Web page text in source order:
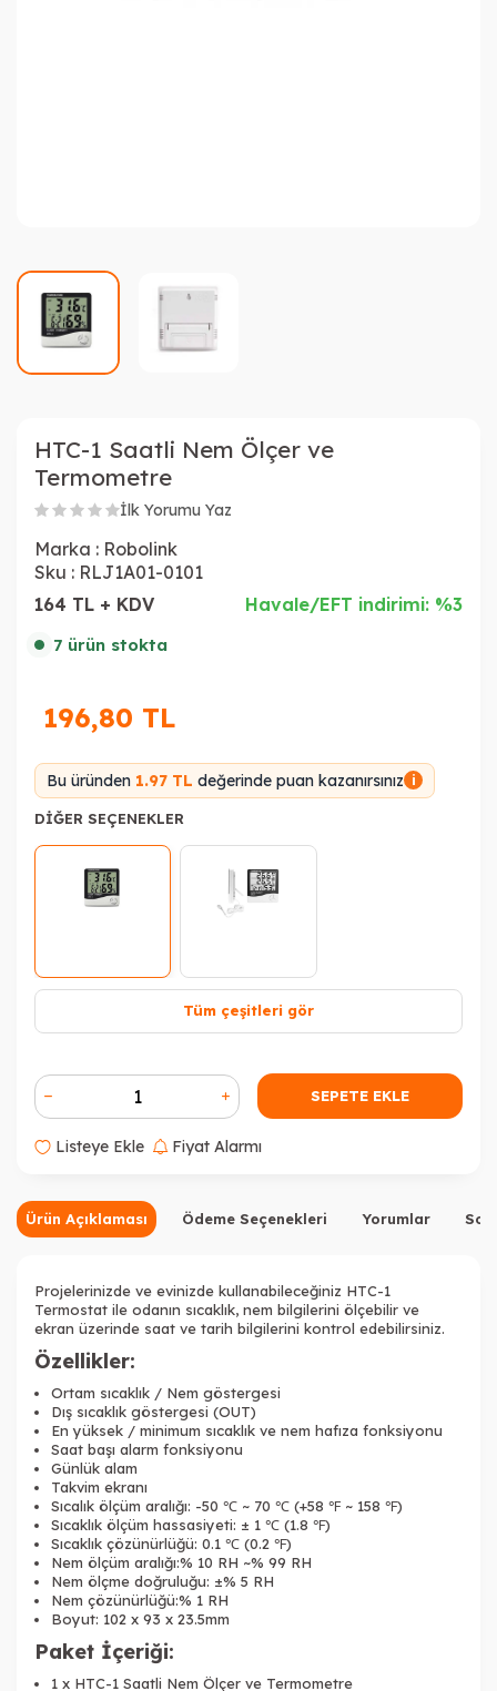
HTC-1 Saatli Nem Ölçer ve
Termometre
İlk Yorumu Yaz
Marka : Robolink
Sku : RLJ1A01-0101
164 TL + KDV
Havale/EFT indirimi: %3
7 ürün stokta
196,80 TL
Bu üründen 1.97 TL değerinde puan kazanırsınız i
DIĞER SEÇENEKLER
Tüm çeşitleri gör
SEPETE EKLE
Listeye Ekle Fiyat Alarmı
Ürün Açıklaması Ödeme Seçenekleri Yorumlar
Projelerinizde ve evinizde kullanabileceğiniz HTC-1
Termostat ile odanın sıcaklık, nem bilgilerini ölçebilir ve
ekran üzerinde saat ve tarih bilgilerini kontrol edebilirsiniz.
Özellikler:
Ortam sıcaklık / Nem göstergesi
Dış sıcaklık göstergesi (OUT)
En yüksek / minimum sıcaklık ve nem hafıza fonksiyonu
Saat başı alarm fonksiyonu
Günlük alam
Takvim ekranı
Sıcalık ölçüm aralığı: -50 ℃ ~ 70 ℃ (+58 ℉ ~ 158 ℉)
Sıcaklık ölçüm hassasiyeti: ± 1 ℃ (1.8 ℉)
Sıcaklık çözünürlüğü: 0.1 ℃ (0.2 ℉)
Nem ölçüm aralığı:% 10 RH ~% 99 RH
Nem ölçme doğruluğu: ±% 5 RH
Nem çözünürlüğü:% 1 RH
Boyut: 102 x 93 x 23.5mm
Paket İçeriği:
1 x HTC-1 Saatli Nem Ölçer ve Termometre